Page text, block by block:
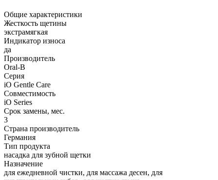
Общие характеристики
Жесткость щетины
экстрамягкая
Индикатор износа
да
Производитель
Oral-B
Серия
iO Gentle Care
Совместимость
iO Series
Срок замены, мес.
3
Страна производитель
Германия
Тип продукта
насадка для зубной щетки
Назначение
для ежедневной чистки, для массажа десен, для